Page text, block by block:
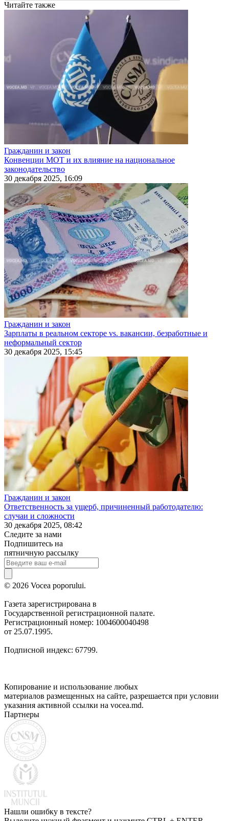
Читайте также
Гражданин и закон
Конвенции МОТ и их влияние на национальное
законодательство
30 декабря 2025, 16:09
Гражданин и закон
Зарплаты в реальном секторе vs. вакансии, безработные и
неформальный сектор
30 декабря 2025, 15:45
Гражданин и закон
Ответственность за ущерб, причиненный работодателю:
случаи и сложности
30 декабря 2025, 08:42
Следите за нами
Подпишитесь на
пятничную рассылку
© 2026 Vocea poporului.
Газета зарегистрирована в
Государственной регистрационной палате.
Регистрационный номер: 1004600040498
от 25.07.1995.
Подписной индекс: 67799.
Копирование и использование любых
материалов размещенных на сайте, разрешается при условии
указания активной ссылки на vocea.md.
Партнеры
Нашли ошибку в тексте?